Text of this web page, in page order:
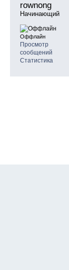
rownong
Начинающий
Оффлайн
Просмотр
сообщений
Статистика